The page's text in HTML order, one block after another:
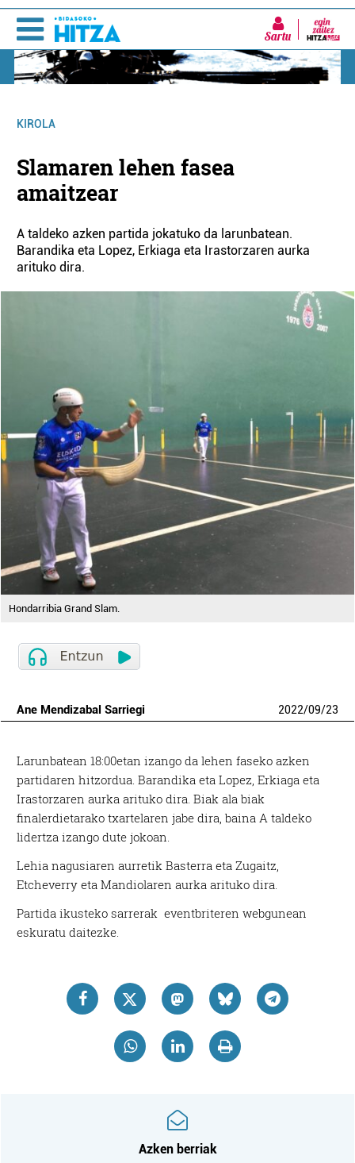
Sartu
KIROLA
Slamaren lehen fasea
amaitzear
A taldeko azken partida jokatuko da larunbatean.
Barandika eta Lopez, Erkiaga eta Irastorzaren aurka
arituko dira.
Hondarribia Grand Slam.
Ane Mendizabal Sarriegi 2022/09/23
Larunbatean 18:00etan izango da lehen faseko azken
partidaren hitzordua. Barandika eta Lopez, Erkiaga eta
Irastorzaren aurka arituko dira. Biak ala biak
finalerdietarako txartelaren jabe dira, baina A taldeko
lidertza izango dute jokoan.
Lehia nagusiaren aurretik Basterra eta Zugaitz,
Etcheverry eta Mandiolaren aurka arituko dira.
Partida ikusteko sarrerak eventbriteren webgunean
eskuratu daitezke.
Azken berriak